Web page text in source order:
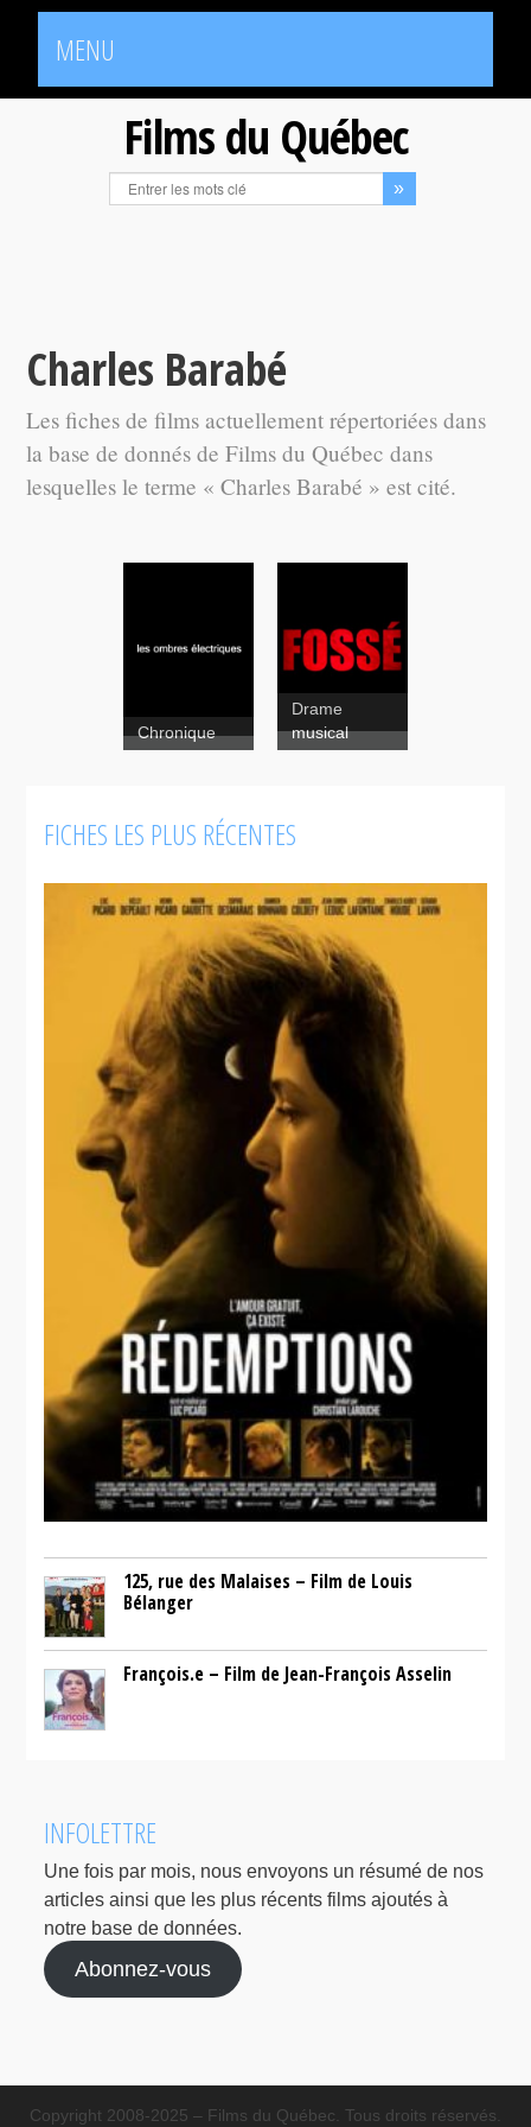
MENU
Films du Québec
Charles Barabé
Les fiches de films actuellement répertoriées dans
la base de donnés de Films du Québec dans
lesquelles le terme « Charles Barabé » est cité.
Les ombres
Chronique
Drame
musical
FICHES LES PLUS RÉCENTES
125, rue des Malaises – Film de Louis
Bélanger
François.e – Film de Jean-François Asselin
INFOLETTRE
Une fois par mois, nous envoyons un résumé de nos
articles ainsi que les plus récents films ajoutés à
notre base de données.
Abonnez-vous
Copyright 2008-2025 – Films du Québec. Tous droits réservés.